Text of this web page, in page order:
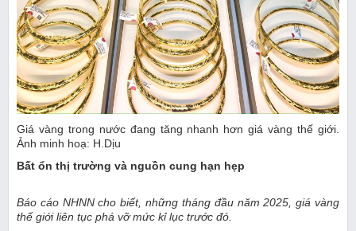
Giá vàng trong nước đang tăng nhanh hơn giá vàng thế giới.
Ảnh minh hoạ: H.Dịu
Bất ổn thị trường và nguồn cung hạn hẹp
Báo cáo NHNN cho biết, những tháng đầu năm 2025, giá vàng
thế giới liên tục phá vỡ mức kỉ lục trước đó.